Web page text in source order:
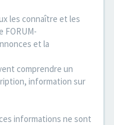
les connaître et les
FORUM-
et la
comprendre un
information sur
informations ne sont